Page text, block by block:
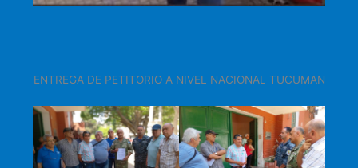
ENTREGA DE PETITORIO A NIVEL NACIONAL TUCUMAN